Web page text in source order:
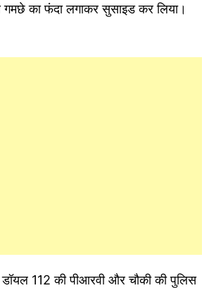
का फंदा लगाकर सुसाइड कर लिया।
112 की पीआरवी और चौकी की पुलिस